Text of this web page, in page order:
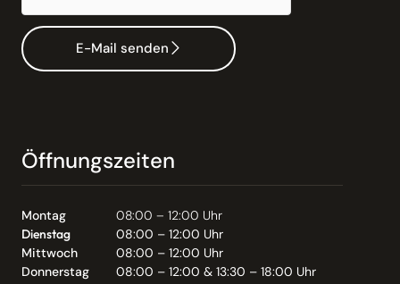
E-Mail senden
Öffnungszeiten
Montag
08:00 – 12:00 Uhr
Dienstag
08:00 – 12:00 Uhr
Mittwoch
08:00 – 12:00 Uhr
Donnerstag
08:00 – 12:00 & 13:30 – 18:00 Uhr